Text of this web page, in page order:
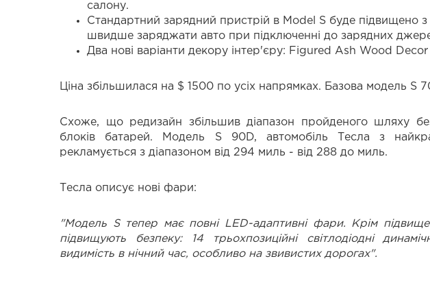
салону.
Стандартний зарядний пристрій в Model S буде
швидше заряджати авто при підключенні до зарядних
Два нові варіанти декору інтер'єру: Figured Ash Wood
Ціна збільшилася на $ 1500 по усіх напрямках. Базова модель S
Схоже, що редизайн збільшив діапазон пройденого шляху
блоків батарей. Модель S 90D, автомобіль Тесла з
рекламується з діапазоном від 294 миль - від 288 до миль.
Тесла описує нові фари:
"Модель S тепер має повні LED-адаптивні фари. Крім
підвищують безпеку: 14 трьохпозиційні світлодіодні
видимість в нічний час, особливо на звивистих дорогах".